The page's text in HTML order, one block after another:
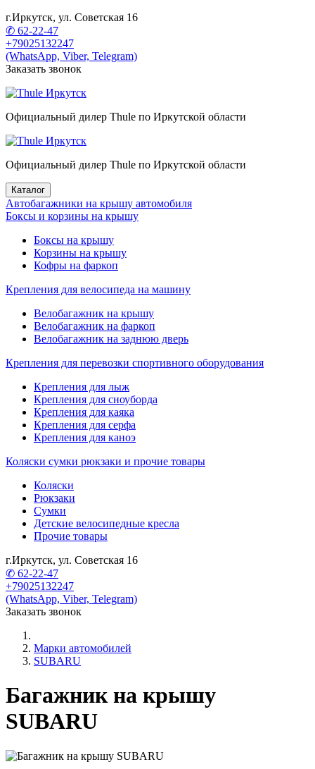
г.Иркутск, ул. Советская 16
✆ 62-22-47
+79025132247
(WhatsApp, Viber, Telegram)
Заказать звонок
Официальный дилер Thule по Иркутской области
Официальный дилер Thule по Иркутской области
Каталог
Автобагажники на крышу автомобиля
Боксы и корзины на крышу
Боксы на крышу
Корзины на крышу
Кофры на фаркоп
Крепления для велосипеда на машину
Велобагажник на крышу
Велобагажник на фаркоп
Велобагажник на заднюю дверь
Крепления для перевозки спортивного оборудования
Крепления для лыж
Крепления для сноуборда
Крепления для каяка
Крепления для серфа
Крепления для каноэ
Коляски сумки рюкзаки и прочие товары
Коляски
Рюкзаки
Сумки
Детские велосипедные кресла
Прочие товары
г.Иркутск, ул. Советская 16
✆ 62-22-47
+79025132247
(WhatsApp, Viber, Telegram)
Заказать звонок
Марки автомобилей
SUBARU
Багажник на крышу
SUBARU